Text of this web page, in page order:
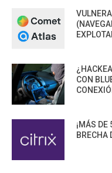
CON
¡MÁS
BRECHA